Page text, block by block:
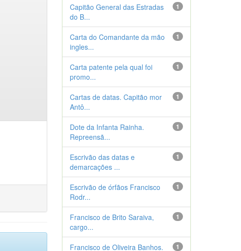
1
Capitão General das Estradas
do B...
1
Carta do Comandante da mão
ingles...
1
Carta patente pela qual foi
promo...
1
Cartas de datas. Capitão mor
Antô...
1
Dote da Infanta Rainha.
Repreensã...
1
Escrivão das datas e
demarcações ...
1
Escrivão de órfãos Francisco
Rodr...
1
Francisco de Brito Saraiva,
cargo...
1
Francisco de Oliveira Banhos.